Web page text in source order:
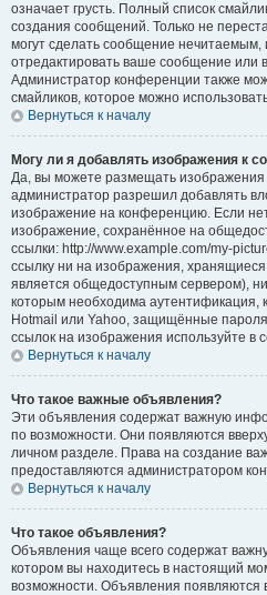
означает грусть. Полный список
создания сообщений. Только не
могут сделать сообщение
отредактировать ваше сообщение или
Администратор конференции также
смайликов, которое можно
Вернуться к началу
Могу ли я добавлять изображения к
Да, вы можете размещать
администратор разрешил добавлять
изображение на конференцию. Если
изображение, сохранённое на
ссылки: http://www.example.com/my-
ссылку ни на изображения,
является общедоступным сервером),
которым необходима аутентификация,
Hotmail или Yahoo, защищённые
ссылок на изображения используйте в
Вернуться к началу
Что такое важные объявления?
Эти объявления содержат важную
по возможности. Они появляются
личном разделе. Права на создание
предоставляются администратором
Вернуться к началу
Что такое объявления?
Объявления чаще всего содержат
котором вы находитесь в настоящий
возможности. Объявления появляются